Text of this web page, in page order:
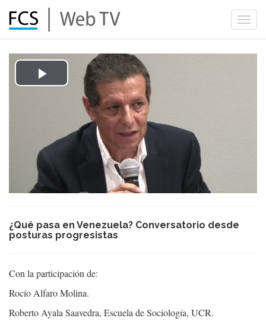
Play
¿Qué pasa en Venezuela? Conversatorio desde
posturas progresistas
Con la participación de:
Rocío Alfaro Molina.
Roberto Ayala Saavedra, Escuela de Sociología, UCR.